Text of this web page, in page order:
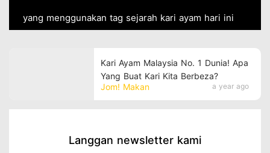
yang menggunakan tag sejarah kari ayam hari ini
Jom! Makan a year ago
Kari Ayam Malaysia No. 1 Dunia! Apa
Yang Buat Kari Kita Berbeza?
Langgan newsletter kami